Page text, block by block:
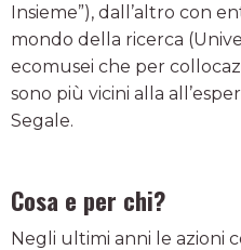
Insieme”), dall’altro con
mondo della ricerca
ecomusei che per
sono più vicini alla
Segale.
Cosa e per chi?
Negli ultimi anni le azioni